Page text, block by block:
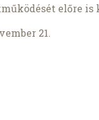
előre is
21.